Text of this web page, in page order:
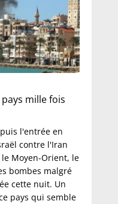
mille fois
l'entrée en
contre l'Iran
Moyen-Orient, le
bombes malgré
cette nuit. Un
pays qui semble